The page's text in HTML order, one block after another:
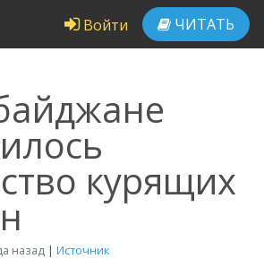
Войти ЧИТАТЬ
курящих
назад | Источник